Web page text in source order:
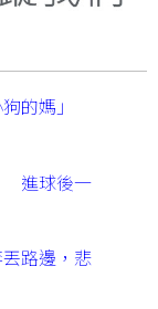
狗的媽」
進球後一
路邊，悲